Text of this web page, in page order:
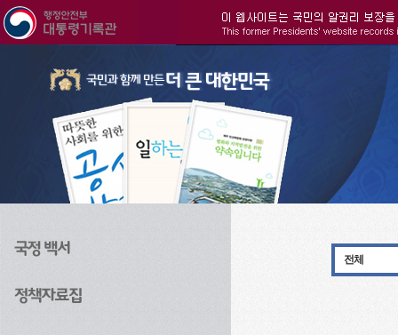
전체